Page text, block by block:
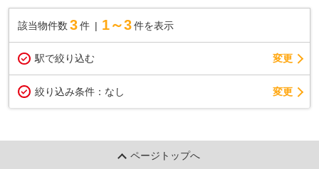
該当物件数 3件 1～3 件を表示
駅で絞り込む 変更
絞り込み条件： なし 変更
ページトップへ